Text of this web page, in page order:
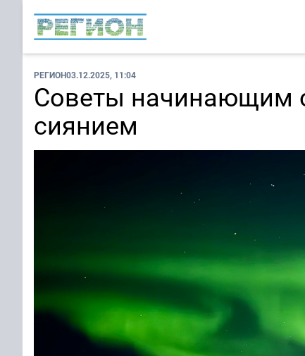
РЕГИОН03.12.2025, 11:04
Советы начинающим
сиянием